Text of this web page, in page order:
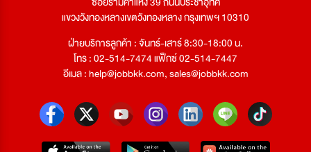
แขวงวังทองหลางเขตวังทองหลาง กรุงเทพฯ 10310
ฝ่ายบริการลูกค้า : จันทร์-เสาร์ 8:30-18:00 น.
โทร : 02-514-7474 แฟ็กซ์ 02-514-7447
อีเมล :help@jobbkk.com,sales@jobbkk.com